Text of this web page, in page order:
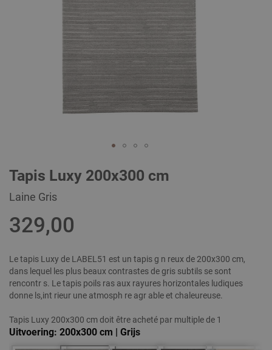
to
beginning
the
images
Tapis Luxy 200x300 cm
Laine Gris
329,00
Le tapis Luxy de LABEL51 est un tapis g n reux de 200x300 cm,
dans lequel les plus beaux contrastes de gris subtils se sont
rencontr s. Le tapis poils ras aux rayures horizontales ludiques
donne ls,int rieur une atmosph re agr able et chaleureuse.
Tapis Luxy 200x300 cm doit être acheté par multiple de 1
Uitvoering 200x300 cm | Grijs